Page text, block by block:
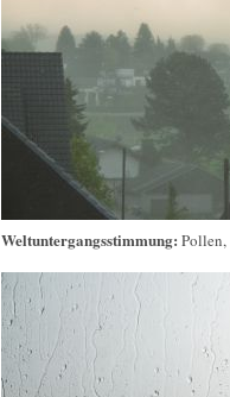
Weltuntergangsstimmung: Pollen,